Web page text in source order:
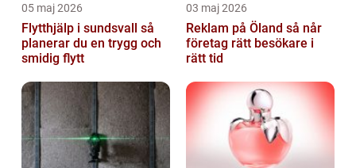
05 maj 2026
Flytthjälp i sundsvall så
planerar du en trygg och
smidig flytt
03 maj 2026
Reklam på Öland så når
företag rätt besökare i
rätt tid